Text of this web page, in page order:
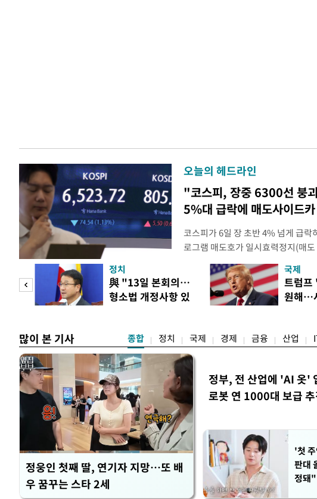
오늘의 헤드라인
"코스피, 장중 6300선 붕괴
5%대 급락에 매도사이드카
코스피가 6일 장 초반 4% 넘게 급락
로그램 매도호가 일시효력정지(매
한국거래소는 이날 오전 10시18분
했다고 밝혔다. 발동 당시 코스피
대비 5.12% 급락한 987.24였다. 코
스피200을 기초자산으로 하는 선물
정치
與 "13일 본회의…
형소법 개정사항 있
국제
트럼프
원해…
많이 본 기사 종합 정치 국제 경제 금융 산업
정웅인 첫째 딸, 연기자 지망…또 배
우 꿈꾸는 스타 2세
정부, 전 산업에 'AI 옷'
로봇 연 1000대 보급 추
'첫
판대
정돼"